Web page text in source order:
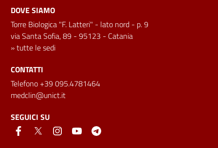
DOVE SIAMO
Torre Biologica "F. Latteri" - lato nord - p. 9
via Santa Sofia, 89 - 95123 - Catania
»tutte le sedi
CONTATTI
Telefono +39 095.4781464
medclin@unict.it
SEGUICI SU